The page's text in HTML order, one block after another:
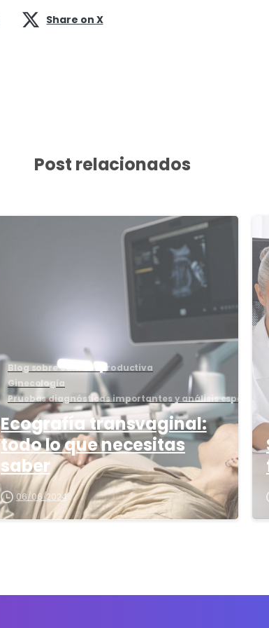
Share on X
Post relacionados
Blog sobre Salud Reproductiva
Ginecología
Pruebas diagnósticas importantes y análisis
Ecografía transvaginal:
todo lo que necesitas
saber
06/06/2024